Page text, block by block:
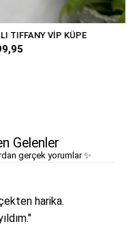
BÜYÜK DAMLA
Gelenler
gerçek yorumlar ✨
harika.